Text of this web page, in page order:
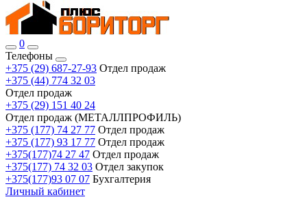
0
Телефоны
+375 (29) 687-27-93 Отдел продаж
+375 (44) 774 32 03
Отдел продаж
+375 (29) 151 40 24
Отдел продаж (МЕТАЛЛПРОФИЛЬ)
+375 (177) 74 27 77 Отдел продаж
+375 (177) 93 17 77 Отдел продаж
+375(177)74 27 47 Отдел продаж
+375(177) 74 32 03 Отдел закупок
+375(177)93 07 07 Бухгалтерия
Личный кабинет